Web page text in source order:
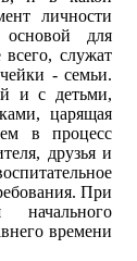
личности
для
служат
- семьи.
и с детьми,
царящая
в процесс
друзья и
При
времени